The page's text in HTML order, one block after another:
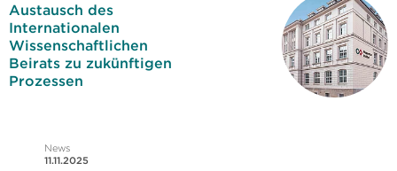
Austausch des
Internationalen
Wissenschaftlichen
Beirats zu zukünftigen
Prozessen
News
11.11.2025